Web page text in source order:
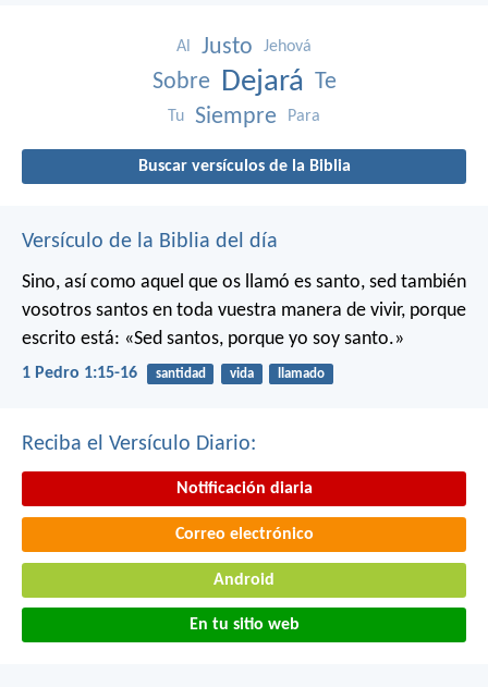
Al Justo Jehová
Sobre Dejará Te
Tu Siempre Para
Buscar versículos de la Biblia
Versículo de la Biblia del día
Sino, así como aquel que os llamó es santo, sed también
vosotros santos en toda vuestra manera de vivir, porque
escrito está: «Sed santos, porque yo soy santo.»
1 Pedro 1:15-16 santidad vida llamado
Reciba el Versículo Diario:
Notificación diaria
Correo electrónico
Android
En tu sitio web